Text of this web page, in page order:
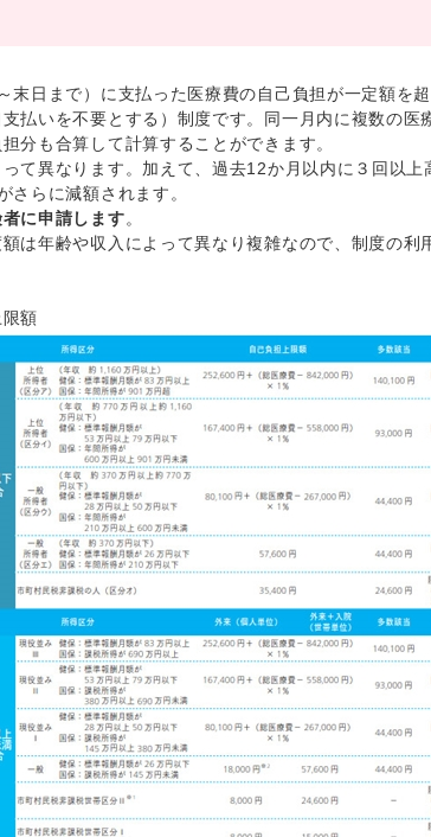
日まで）に支払った医療費の自己負担が一定額を
払いを不要とする）制度です。同一月内に複数の
分も合算して計算することができます。
て異なります。加えて、過去12か月以内に３回以上
さらに減額されます。
に申請します。
は年齢や収入によって異なり複雑なので、制度の利
額